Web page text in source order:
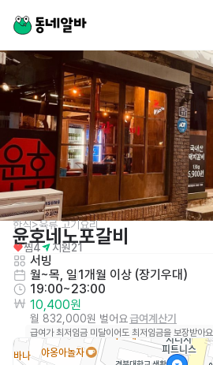
한식>육류,고기요리
윤호네노포갈비
찜4 지원21
서빙
월~목, 일1개월 이상 (장기우대)
19:00~23:00
10,400원
월 832,000원 벌어요급여계산기
급여가 최저임금 미달이어도 최저임금을 보장받아요